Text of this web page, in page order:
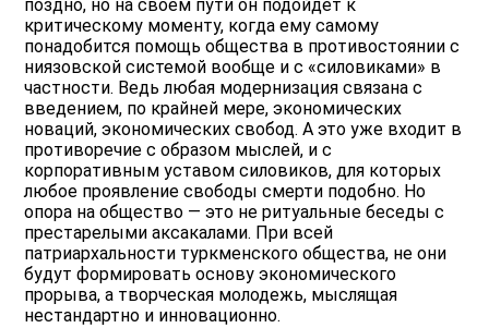
поздно, но на своем пути он подойдет к
критическому моменту, когда ему самому
понадобится помощь общества в противостоянии с
ниязовской системой вообще и с «силовиками» в
частности. Ведь любая модернизация связана с
введением, по крайней мере, экономических
новаций, экономических свобод. А это уже входит в
противоречие с образом мыслей, и с
корпоративным уставом силовиков, для которых
любое проявление свободы смерти подобно. Но
опора на общество — это не ритуальные беседы с
престарелыми аксакалами. При всей
патриархальности туркменского общества, не они
будут формировать основу экономического
прорыва, а творческая молодежь, мыслящая
нестандартно и инновационно.